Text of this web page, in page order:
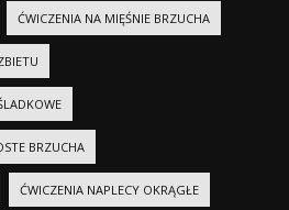
ĆWICZENIA NA MIĘŚNIE BRZUCHA
BRZUCHA
ĆWICZENIA NAPLECY OKRĄGŁE